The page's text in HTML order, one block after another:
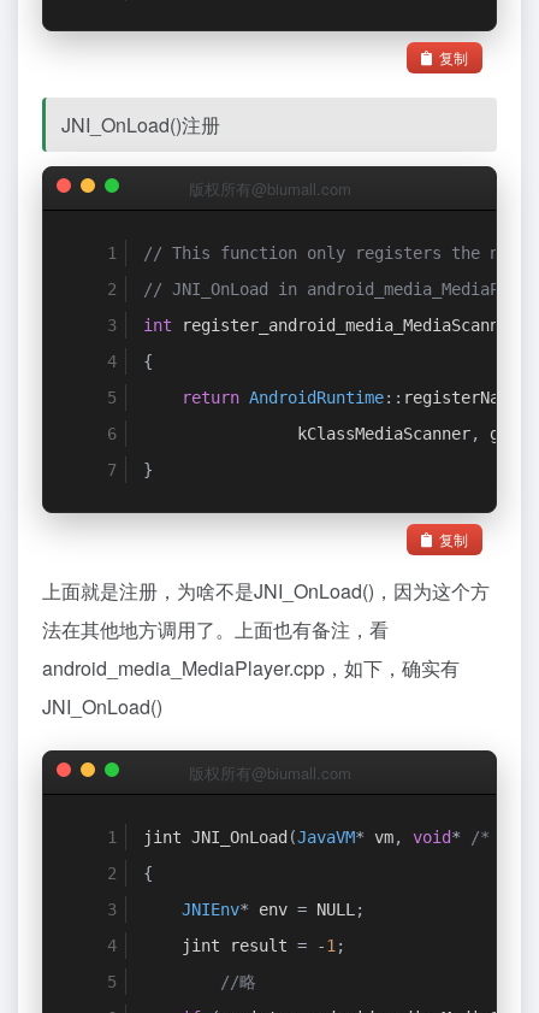
复制
JNI_OnLoad()注册
版权所有@biumall.com
// This function only registers the
// JNI_OnLoad in
int register_android_media_MediaScanner
{
return AndroidRuntime::
                kClassMediaScanner
,
}
复制
上面就是注册，为啥不是JNI_OnLoad()，因为这个方
法在其他地方调用了。上面也有备注，看
android_media_MediaPlayer.cpp，如下，确实有
JNI_OnLoad()
版权所有@biumall.com
jint JNI_OnLoad (JavaVM* vm, void*
/*
{
JNIEnv* env = NULL ;
    jint result
= -1 ;
//略